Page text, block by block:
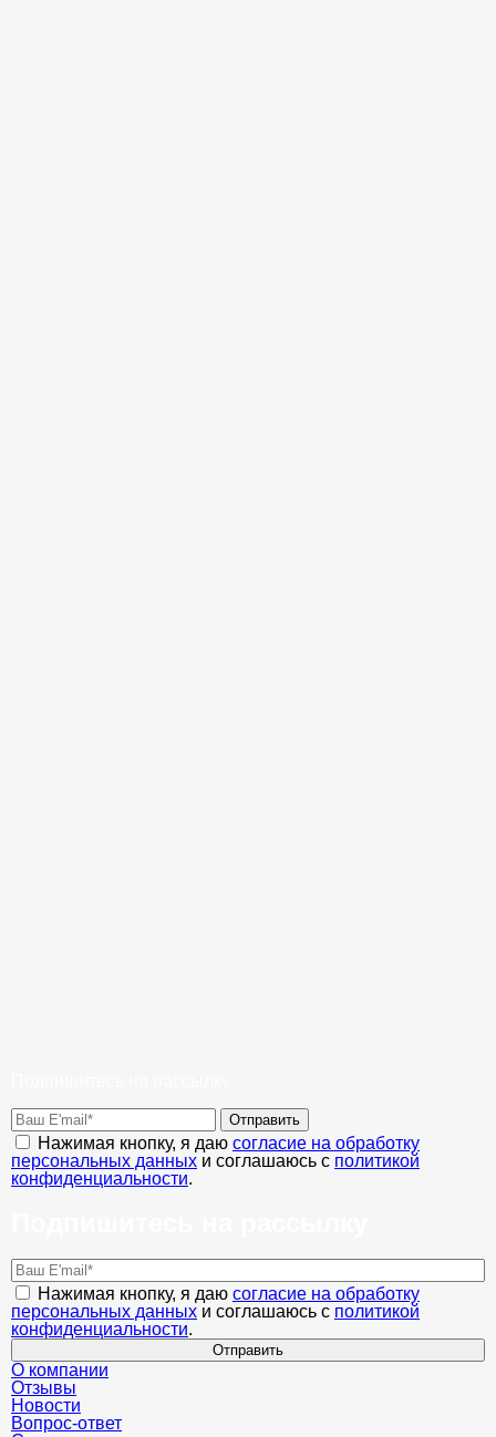
Отправить
Нажимая кнопку, я даю согласие на обработку
персональных данных и соглашаюсь с политикой
конфиденциальности.
Нажимая кнопку, я даю согласие на обработку
персональных данных и соглашаюсь с политикой
конфиденциальности.
Отправить
О компании
Отзывы
Новости
Вопрос-ответ